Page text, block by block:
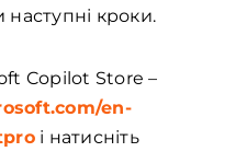
кроки.
Copilot Store –
en-
і натисніть